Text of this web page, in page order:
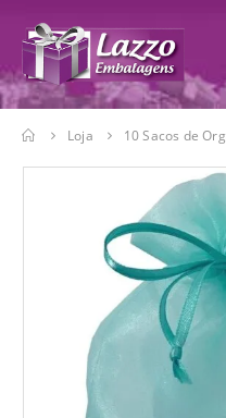
Loja 10 Sacos de